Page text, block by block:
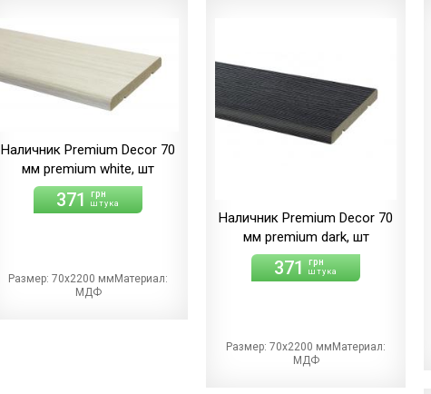
Наличник Premium Decor 70
мм premium white, шт
371 грн
штука
Размер: 70х2200 ммМатериал:
МДФ
Наличник Premium Decor 70
мм premium dark, шт
371 грн
штука
Размер: 70х2200 ммМатериал:
МДФ